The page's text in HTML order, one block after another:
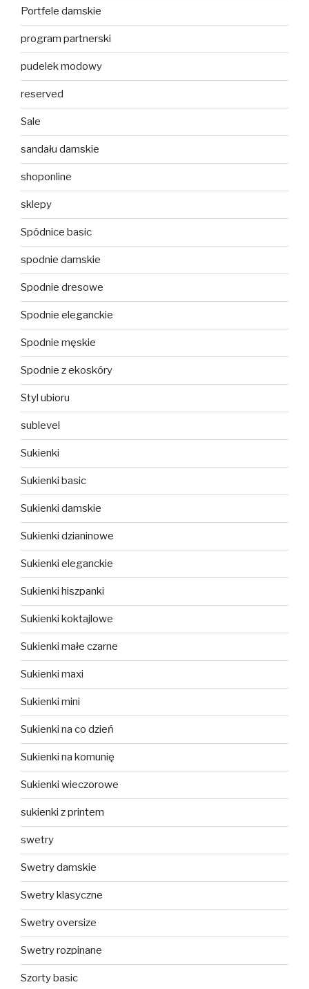
Portfele damskie
program partnerski
pudelek modowy
reserved
Sale
sandału damskie
shoponline
sklepy
Spódnice basic
spodnie damskie
Spodnie dresowe
Spodnie eleganckie
Spodnie męskie
Spodnie z ekoskóry
Styl ubioru
sublevel
Sukienki
Sukienki basic
Sukienki damskie
Sukienki dzianinowe
Sukienki eleganckie
Sukienki hiszpanki
Sukienki koktajlowe
Sukienki małe czarne
Sukienki maxi
Sukienki mini
Sukienki na co dzień
Sukienki na komunię
Sukienki wieczorowe
sukienki z printem
swetry
Swetry damskie
Swetry klasyczne
Swetry oversize
Swetry rozpinane
Szorty basic